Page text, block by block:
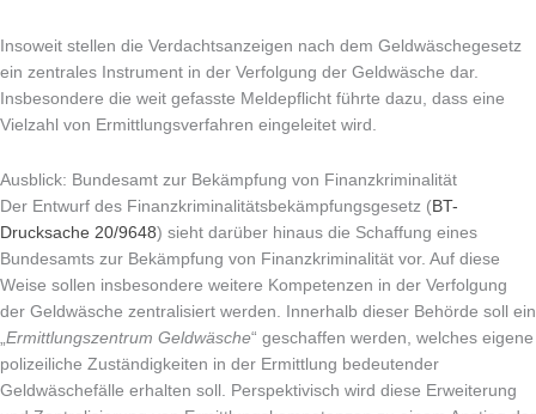
Insoweit stellen die Verdachtsanzeigen nach dem Geldwäschegesetz
ein zentrales Instrument in der Verfolgung der Geldwäsche dar.
Insbesondere die weit gefasste Meldepflicht führte dazu, dass eine
Vielzahl von Ermittlungsverfahren eingeleitet wird.
Ausblick: Bundesamt zur Bekämpfung von Finanzkriminalität
Der Entwurf des Finanzkriminalitätsbekämpfungsgesetz (BT-
Drucksache 20/9648) sieht darüber hinaus die Schaffung eines
Bundesamts zur Bekämpfung von Finanzkriminalität vor. Auf diese
Weise sollen insbesondere weitere Kompetenzen in der Verfolgung
der Geldwäsche zentralisiert werden. Innerhalb dieser Behörde soll ein
Ermittlungszentrum Geldwäsche“ geschaffen werden, welches eigene
polizeiliche Zuständigkeiten in der Ermittlung bedeutender
Geldwäschefälle erhalten soll. Perspektivisch wird diese Erweiterung